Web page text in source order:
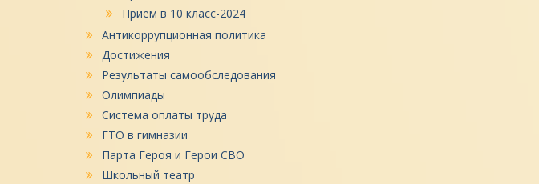
Прием в 10 класс-2024
Антикоррупционная политика
Достижения
Результаты самообследования
Олимпиады
Система оплаты труда
ГТО в гимназии
Парта Героя и Герои СВО
Школьный театр